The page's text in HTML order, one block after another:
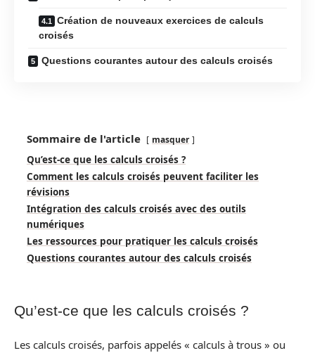
Création de nouveaux exercices de calculs
croisés
Questions courantes autour des calculs croisés
Sommaire de l'article masquer
Qu’est-ce que les calculs croisés ?
Comment les calculs croisés peuvent faciliter les
révisions
Intégration des calculs croisés avec des outils
numériques
Les ressources pour pratiquer les calculs croisés
Questions courantes autour des calculs croisés
Qu’est-ce que les calculs croisés ?
Les calculs croisés, parfois appelés « calculs à trous » ou